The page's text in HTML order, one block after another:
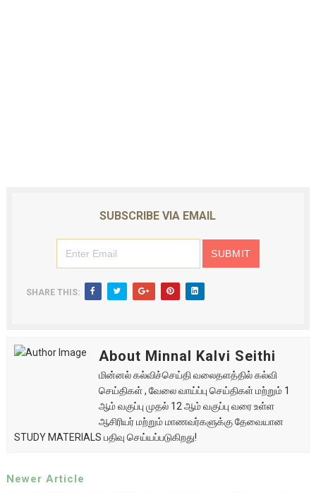
SUBSCRIBE VIA EMAIL
SHARE THIS:
About Minnal Kalvi Seithi
மின்னல் கல்விச்செய்தி வலைதளத்தில் கல்வி
செய்திகள் , வேலை வாய்ப்பு செய்திகள் மற்றும் 1
ஆம் வகுப்பு முதல் 12 ஆம் வகுப்பு வரை உள்ள
ஆசிரியர் மற்றும் மாணவர்களுக்கு தேவையான
STUDY MATERIALS பதிவு செய்யப்படுகிறது!
Newer Article